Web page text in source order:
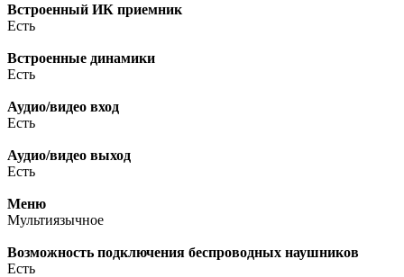
Встроенный ИК приемник
Есть
Встроенные динамики
Есть
Аудио/видео вход
Есть
Аудио/видео выход
Есть
Меню
Мультиязычное
Возможность подключения беспроводных наушников
Есть